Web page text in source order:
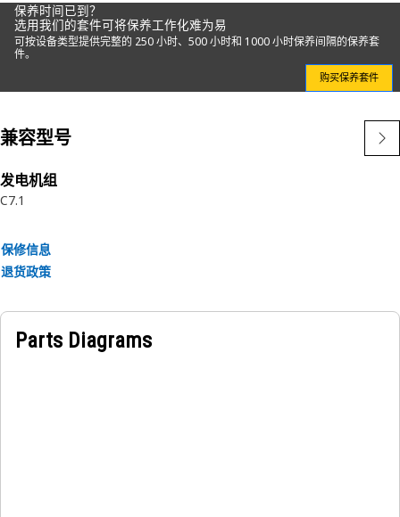
选择 Cat 原装滤清器可为您的设备提供出色保护并保障您的收
益。
特性：
• 仅 Caterpillar 提供
保养时间已到？
选用我们的套件可将保养工作化难为易
可按设备类型提供完整的 250 小时、500 小时和 1000 小时保养间隔的保养套
件。
购买保养套件
兼容型号
发电机组
C7.1
保修信息
退货政策
Parts Diagrams